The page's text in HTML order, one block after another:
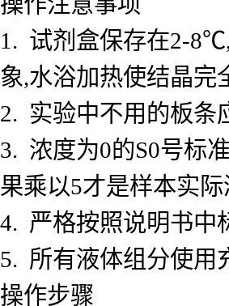
1. 试剂盒保存在2-
象,水浴加热使结晶完
2. 实验中不用的板条
3. 浓度为0的S0号标
果乘以5才是样本实际
4. 严格按照说明书中
5. 所有液体组分使用
操作步骤